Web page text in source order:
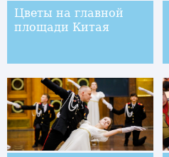
Цветы на главной
площади Китая